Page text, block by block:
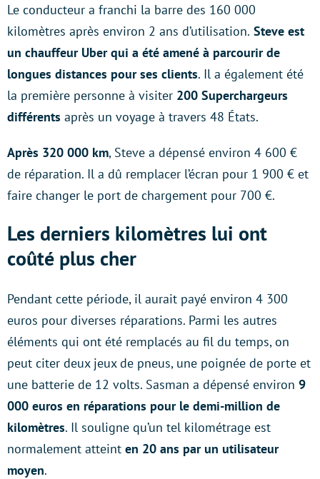
Le conducteur a franchi la barre des 160 000
kilomètres après environ 2 ans d’utilisation. Steve est
un chauffeur Uber qui a été amené à parcourir de
longues distances pour ses clients. Il a également été
la première personne à visiter 200 Superchargeurs
différents après un voyage à travers 48 États.
Après 320 000 km, Steve a dépensé environ 4 600 €
de réparation. Il a dû remplacer l’écran pour 1 900 € et
faire changer le port de chargement pour 700 €.
Les derniers kilomètres lui ont
coûté plus cher
Pendant cette période, il aurait payé environ 4 300
euros pour diverses réparations. Parmi les autres
éléments qui ont été remplacés au fil du temps, on
peut citer deux jeux de pneus, une poignée de porte et
une batterie de 12 volts. Sasman a dépensé environ 9
000 euros en réparations pour le demi-million de
kilomètres. Il souligne qu’un tel kilométrage est
normalement atteint en 20 ans par un utilisateur
moyen.